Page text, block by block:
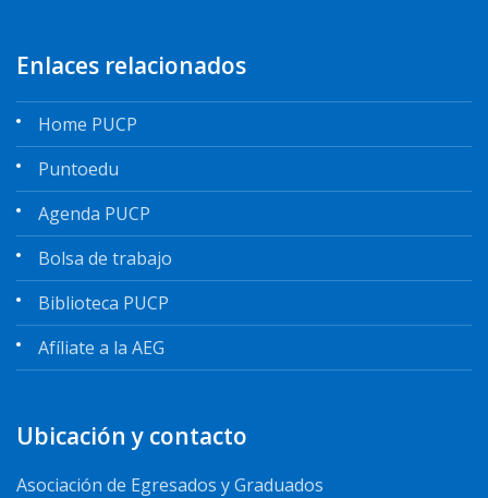
Enlaces relacionados
Home PUCP
Puntoedu
Agenda PUCP
Bolsa de trabajo
Biblioteca PUCP
Afíliate a la AEG
Ubicación y contacto
Asociación de Egresados y Graduados